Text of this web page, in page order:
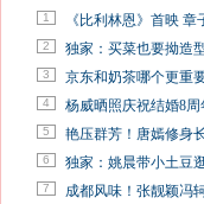
1 《比利林恩》首映
2 独家：买菜也要拗造
3 京东和奶茶哪个更重
4 杨威晒照庆祝结婚8
5 艳压群芳！唐嫣修身
6 独家：姚晨带小土豆
7 成都风味！张靓颖冯